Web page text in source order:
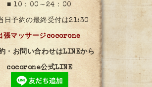
■ 10：00～24：00
日予約の最終受付は21:30
張マッサージcocorone
・お問い合わせはLINEから
cocorone公式LINE